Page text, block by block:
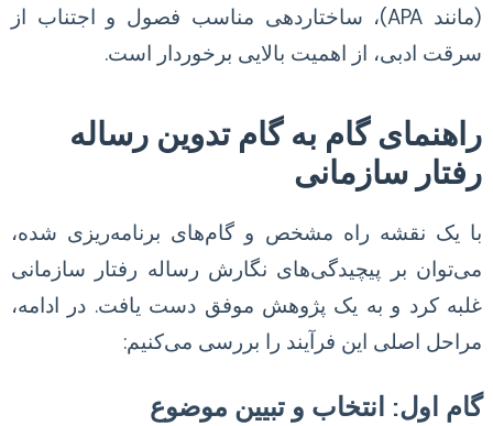
(مانند APA)، ساختاردهی مناسب فصول و اجتناب از
سرقت ادبی، از اهمیت بالایی برخوردار است.
راهنمای گام به گام تدوین رساله
رفتار سازمانی
با یک نقشه راه مشخص و گام‌های برنامه‌ریزی شده،
می‌توان بر پیچیدگی‌های نگارش رساله رفتار سازمانی
غلبه کرد و به یک پژوهش موفق دست یافت. در ادامه،
مراحل اصلی این فرآیند را بررسی می‌کنیم:
گام اول: انتخاب و تبیین موضوع